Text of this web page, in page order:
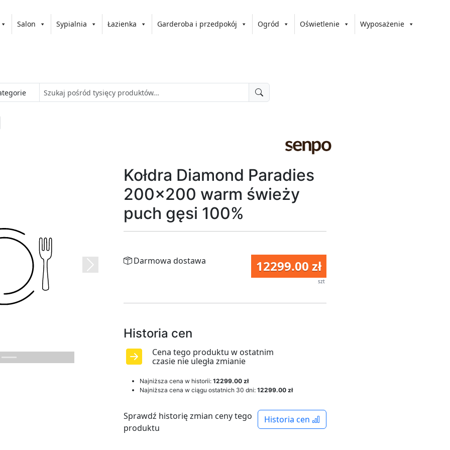
Salon Sypialnia Łazienka Garderoba i przedpokój Ogród Oświetlenie Wyposażenie
Next
Kołdra Diamond Paradies
200x200 warm świeży
puch gęsi 100%
12299.00 zł
szt
Darmowa dostawa
Historia cen
Cena tego produktu w ostatnim
czasie nie uległa zmianie
Najniższa cena w historii: 12299.00 zł
Najniższa cena w ciągu ostatnich 30 dni: 12299.00 zł
Historia cen
Sprawdź historię zmian ceny tego
produktu